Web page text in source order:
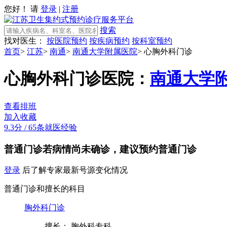
您好！ 请 登录 | 注册
搜索
找对医生：
按医院预约 按疾病预约 按科室预约
首页> 江苏> 南通> 南通大学附属医院> 心胸外科门诊
心胸外科门诊医院： 南通大学
查看排班
加入收藏
9.3分 / 65条就医经验
普通门诊若病情尚未确诊，建议预约普通门诊
登录 后了解专家最新号源变化情况
普通门诊和擅长的科目
胸外科门诊